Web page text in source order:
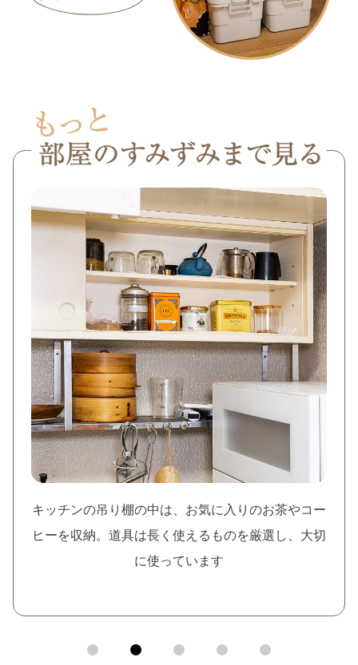
キッチンの吊り棚の中は、お気に入りのお茶やコー
ヒーを収納。道具は長く使えるものを厳選し、大切
に使っています